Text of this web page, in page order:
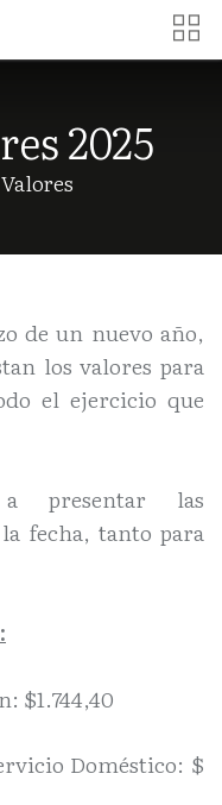
2025
de un nuevo año,
los valores para
el ejercicio que
presentar las
fecha, tanto para
$1.744,40
Doméstico: $